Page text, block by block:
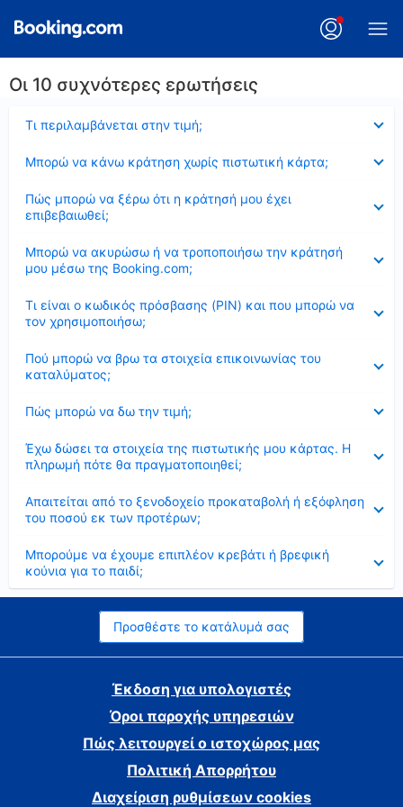
Οι 10 συχνότερες ερωτήσεις
Τι περιλαμβάνεται στην τιμή;
Μπορώ να κάνω κράτηση χωρίς πιστωτική κάρτα;
Πώς μπορώ να ξέρω ότι η κράτησή μου έχει
επιβεβαιωθεί;
Μπορώ να ακυρώσω ή να τροποποιήσω την κράτησή
μου μέσω της Booking.com;
Τι είναι ο κωδικός πρόσβασης (PIN) και που μπορώ να
τον χρησιμοποιήσω;
Πού μπορώ να βρω τα στοιχεία επικοινωνίας του
καταλύματος;
Πώς μπορώ να δω την τιμή;
Έχω δώσει τα στοιχεία της πιστωτικής μου κάρτας. Η
πληρωμή πότε θα πραγματοποιηθεί;
Απαιτείται από το ξενοδοχείο προκαταβολή ή εξόφληση
του ποσού εκ των προτέρων;
Μπορούμε να έχουμε επιπλέον κρεβάτι ή βρεφική
κούνια για το παιδί;
Προσθέστε το κατάλυμά σας
Έκδοση για υπολογιστές
Όροι παροχής υπηρεσιών
Πώς λειτουργεί ο ιστοχώρος μας
Πολιτική Απορρήτου
Διαχείριση ρυθμίσεων cookies